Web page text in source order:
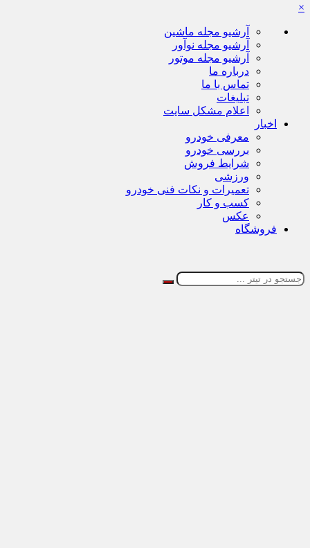
×
آرشیو مجله ماشین
آرشیو مجله نوآور
آرشیو مجله موتور
درباره ما
تماس با ما
تبلیغات
اعلام مشکل سایت
اخبار
معرفی خودرو
بررسی خودرو
شرایط فروش
ورزشی
تعمیرات و نکات فنی خودرو
کسب و کار
عکس
فروشگاه